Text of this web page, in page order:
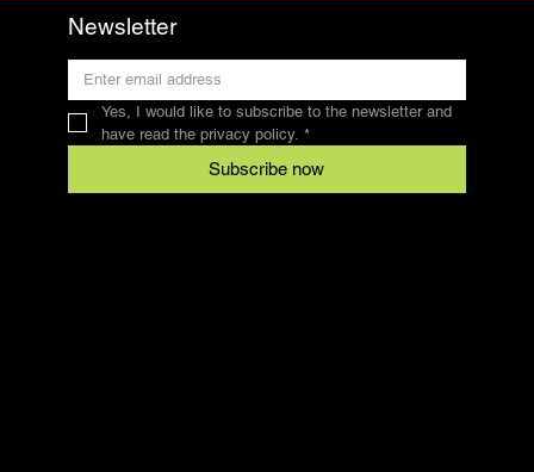
Newsletter
Yes, I would like to subscribe to the newsletter and
have read the privacy policy. *
Subscribe now